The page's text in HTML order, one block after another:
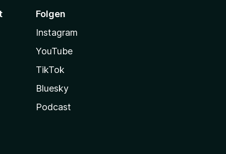
Folgen
Instagram
YouTube
TikTok
Bluesky
Podcast